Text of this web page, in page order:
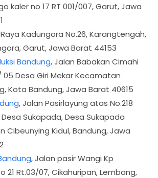
kaler no 17 RT 001/007, Garut, Jawa
Raya Kadungora No.26, Karangtengah,
Garut, Jawa Barat 44153
Bandung, Jalan Babakan Cimahi
05 Desa Giri Mekar Kecamatan
Kota Bandung, Jawa Barat 40615
, Jalan Pasirlayung atas No.218
Desa Sukapada, Desa Sukapada
Cibeunying Kidul, Bandung, Jawa
, Jalan pasir Wangi Kp
21 Rt.03/07, Cikahuripan, Lembang,